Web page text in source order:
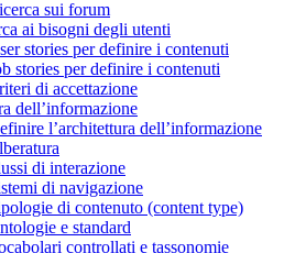
sui forum
ai bisogni degli utenti
stories per definire i contenuti
stories per definire i contenuti
di accettazione
dell’informazione
l’architettura dell’informazione
di interazione
di navigazione
di contenuto (content type)
e standard
controllati e tassonomie